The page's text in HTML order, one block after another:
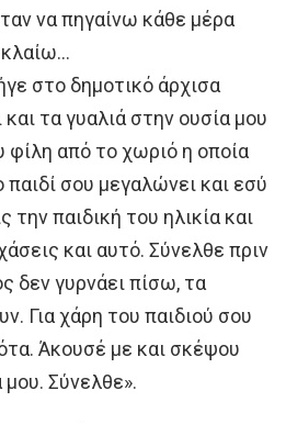
να πηγαίνω κάθε μέρα
στο δημοτικό άρχισα
τα γυαλιά στην ουσία μου
φίλη από το χωριό η οποία
παιδί σου μεγαλώνει και εσύ
την παιδική του ηλικία και
και αυτό. Σύνελθε πριν
δεν γυρνάει πίσω, τα
Για χάρη του παιδιού σου
Άκουσέ με και σκέψου
Σύνελθε».